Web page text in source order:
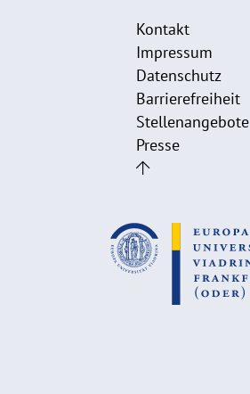
Kontakt
Impressum
Datenschutz
Barrierefreiheit
Stellenangebote
Presse